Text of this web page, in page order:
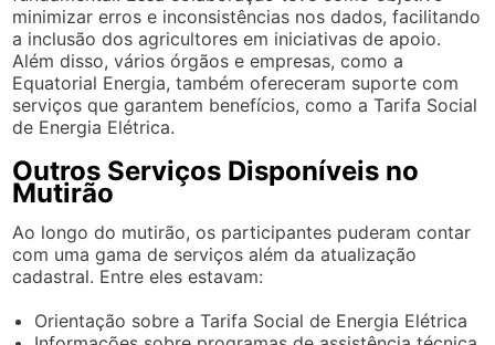
minimizar erros e inconsistências nos dados, facilitando
a inclusão dos agricultores em iniciativas de apoio.
Além disso, vários órgãos e empresas, como a
Equatorial Energia, também ofereceram suporte com
serviços que garantem benefícios, como a Tarifa Social
de Energia Elétrica.
Outros Serviços Disponíveis no
Mutirão
Ao longo do mutirão, os participantes puderam contar
com uma gama de serviços além da atualização
cadastral. Entre eles estavam:
Orientação sobre a Tarifa Social de Energia Elétrica